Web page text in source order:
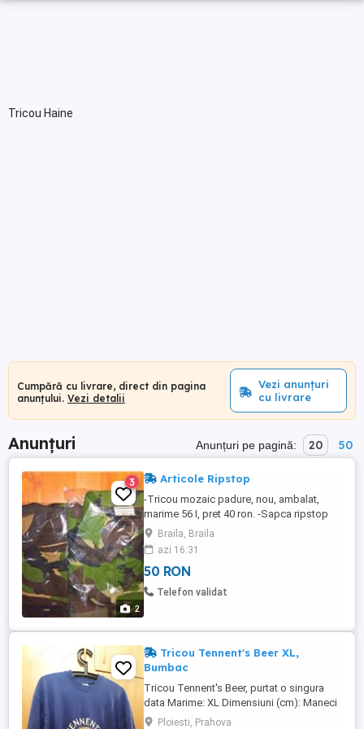
Tricou Haine
Cumpără cu livrare, direct din pagina
anunțului. Vezi detalii
Vezi anunțuri
cu livrare
Anunțuri Anunțuri pe pagină: 20 50
2
3 Articole Ripstop
-Tricou mozaic padure, nou, ambalat,
marime 56 I, pret 40 ron. -Sapca ripstop
padure, noua, marime 56, pret 30 ron buc.
Am 2 la aceeasi marime. -Centura neagra
nr. 3, 50 ron. -Camasa 40 I 30 ron, veston
ripstop padure 46 II 70 ron, tricou 40 I 20
ron.
Braila, Braila
azi 16:31
50 RON
Telefon validat
Tricou Tennent's Beer XL,
Bumbac
Tricou Tennent's Beer, purtat o singura
data Marime: XL Dimensiuni (cm): Maneci
26, Umeri 54, Latime 56, Lungime 80
Ploiesti, Prahova